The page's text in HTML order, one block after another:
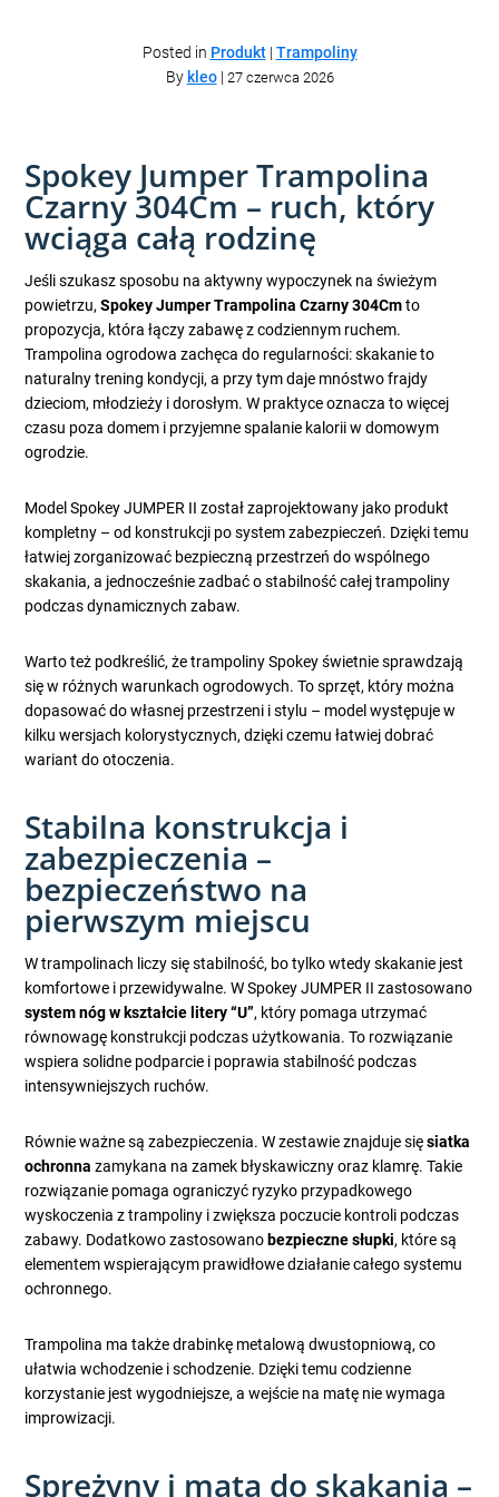
Posted in Produkt| Trampoliny
By kleo| 27 czerwca 2026
Spokey Jumper Trampolina
Czarny 304Cm – ruch, który
wciąga całą rodzinę
Jeśli szukasz sposobu na aktywny wypoczynek na świeżym
powietrzu,Spokey Jumper Trampolina Czarny 304Cmto
propozycja, która łączy zabawę z codziennym ruchem.
Trampolina ogrodowa zachęca do regularności: skakanie to
naturalny trening kondycji, a przy tym daje mnóstwo frajdy
dzieciom, młodzieży i dorosłym. W praktyce oznacza to więcej
czasu poza domem i przyjemne spalanie kalorii w domowym
ogrodzie.
Model Spokey JUMPER II został zaprojektowany jako produkt
kompletny – od konstrukcji po system zabezpieczeń. Dzięki temu
łatwiej zorganizować bezpieczną przestrzeń do wspólnego
skakania, a jednocześnie zadbać o stabilność całej trampoliny
podczas dynamicznych zabaw.
Warto też podkreślić, że trampoliny Spokey świetnie sprawdzają
się w różnych warunkach ogrodowych. To sprzęt, który można
dopasować do własnej przestrzeni i stylu – model występuje w
kilku wersjach kolorystycznych, dzięki czemu łatwiej dobrać
wariant do otoczenia.
Stabilna konstrukcja i
zabezpieczenia –
bezpieczeństwo na
pierwszym miejscu
W trampolinach liczy się stabilność, bo tylko wtedy skakanie jest
komfortowe i przewidywalne. W Spokey JUMPER II zastosowano
system nóg w kształcie litery “U”, który pomaga utrzymać
równowagę konstrukcji podczas użytkowania. To rozwiązanie
wspiera solidne podparcie i poprawia stabilność podczas
intensywniejszych ruchów.
Równie ważne są zabezpieczenia. W zestawie znajduje sięsiatka
ochronna zamykana na zamek błyskawiczny oraz klamrę. Takie
rozwiązanie pomaga ograniczyć ryzyko przypadkowego
wyskoczenia z trampoliny i zwiększa poczucie kontroli podczas
zabawy. Dodatkowo zastosowano bezpieczne słupki, które są
elementem wspierającym prawidłowe działanie całego systemu
ochronnego.
Trampolina ma także drabinkę metalową dwustopniową, co
ułatwia wchodzenie i schodzenie. Dzięki temu codzienne
korzystanie jest wygodniejsze, a wejście na matę nie wymaga
improwizacji.
Sprężyny i mata do skakania –